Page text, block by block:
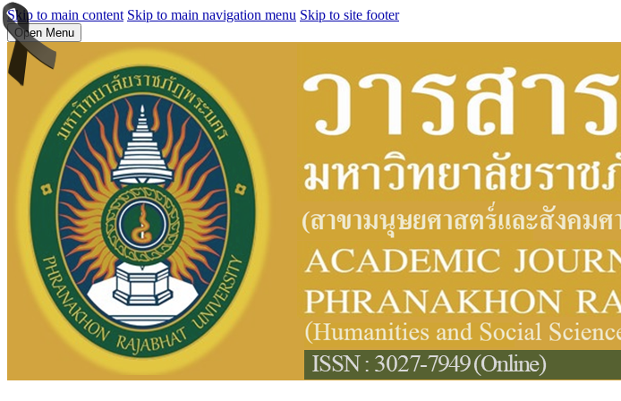
Skip to main content Skip to main navigation menu Skip to site footer
Open Menu